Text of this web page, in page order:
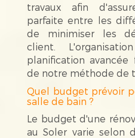
travaux afin
parfaite entre les
de minimiser les
client.
planification
de notre méthode de
Quel budget prévoir
salle de bain ?
Le budget d'une
au Soler varie selon